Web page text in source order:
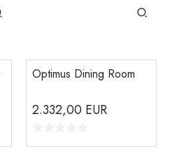
Optimus Dining Room
2.332,00 EUR